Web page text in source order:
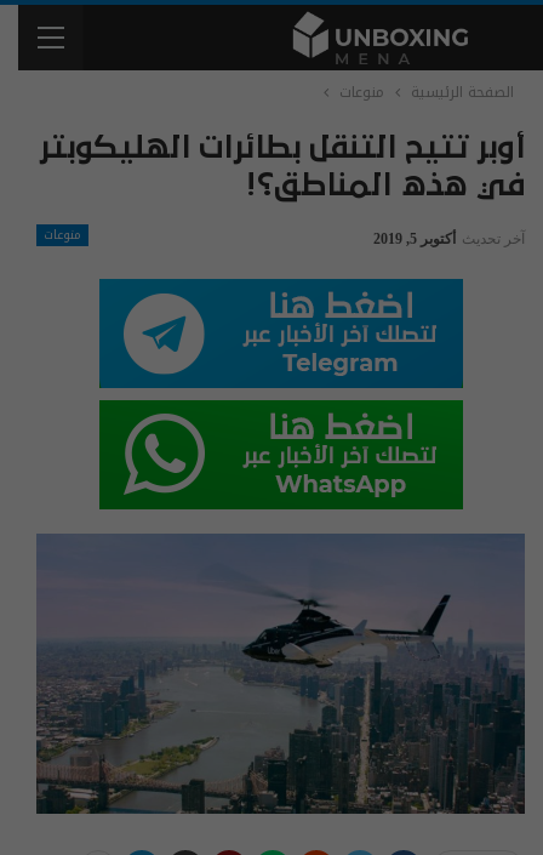
الصفحة الرئيسية منوعات
أوبر تتيح التنقل بطائرات الهليكوبتر
في هذه المناطق؟!
منوعات آخر تحديث أكتوبر 5, 2019